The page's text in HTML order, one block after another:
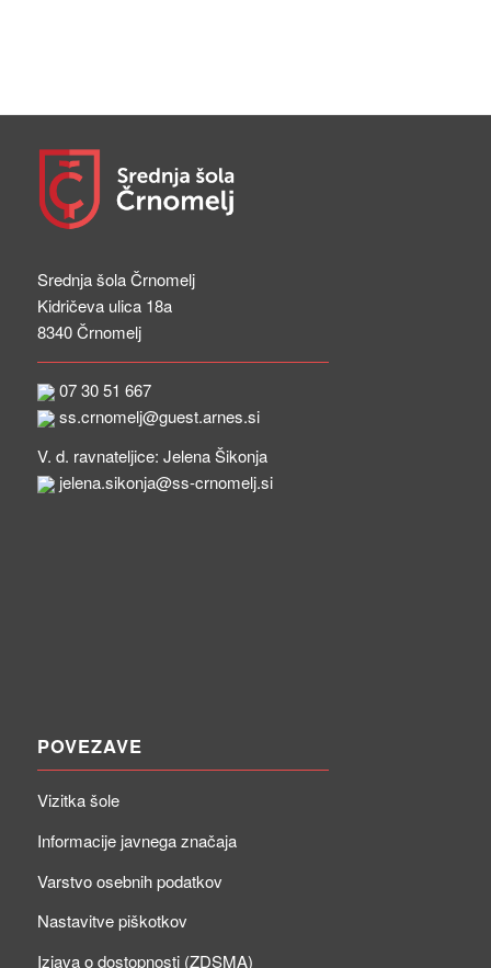
Srednja šola Črnomelj
Kidričeva ulica 18a
8340 Črnomelj
07 30 51 667
ss.crnomelj@guest.arnes.si
V. d. ravnateljice: Jelena Šikonja
jelena.sikonja@ss-crnomelj.si
POVEZAVE
Vizitka šole
Informacije javnega značaja
Varstvo osebnih podatkov
Nastavitve piškotkov
Izjava o dostopnosti (ZDSMA)